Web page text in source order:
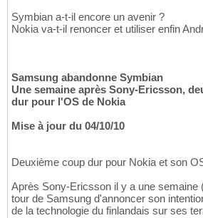
Symbian a-t-il encore un avenir ?
Nokia va-t-il renoncer et utiliser enfin
Samsung abandonne Symbian
Une semaine après Sony-Ericsson,
dur pour l'OS de Nokia
Mise à jour du 04/10/10
Deuxième coup dur pour Nokia et son
Après Sony-Ericsson il y a une semaine
tour de Samsung d'annoncer son
de la technologie du finlandais sur ses